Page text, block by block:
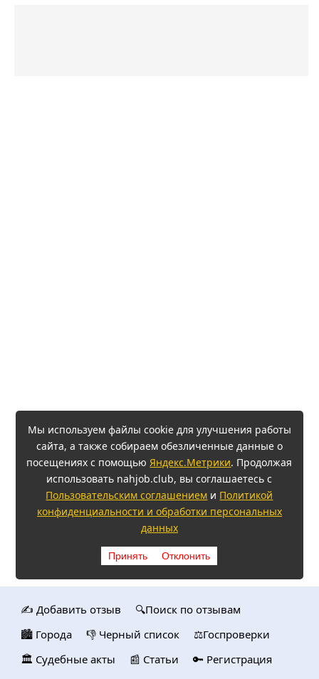
Мы используем файлы cookie для улучшения работы
сайта, а также собираем обезличенные данные о
посещениях с помощьюЯндекс.Метрики. Продолжая
использовать nahjob.club, вы соглашаетесь с
Пользовательским соглашением и Политикой
конфиденциальности и обработки персональных
данных
Принять Отклонить
✍️ Добавить отзыв
🔍Поиск по отзывам
🏙️ Городa
👎 Черный список
⚖️Госпроверки
🏛️ Судебные акты
📰 Статьи
🔑 Регистрация